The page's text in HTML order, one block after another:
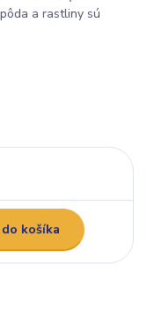
a rastliny sú
košíka